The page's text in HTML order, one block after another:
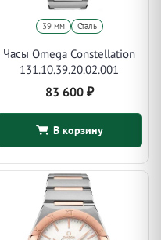
39 мм Сталь
Часы Omega Constellation
131.10.39.20.02.001
83 600 ₽
В корзину